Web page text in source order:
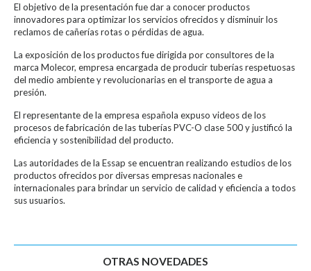
El objetivo de la presentación fue dar a conocer productos
innovadores para optimizar los servicios ofrecidos y disminuir los
reclamos de cañerías rotas o pérdidas de agua.
La exposición de los productos fue dirigida por consultores de la
marca Molecor, empresa encargada de producir tuberías respetuosas
del medio ambiente y revolucionarias en el transporte de agua a
presión.
El representante de la empresa española expuso videos de los
procesos de fabricación de las tuberías PVC-O clase 500 y justificó la
eficiencia y sostenibilidad del producto.
Las autoridades de la Essap se encuentran realizando estudios de los
productos ofrecidos por diversas empresas nacionales e
internacionales para brindar un servicio de calidad y eficiencia a todos
sus usuarios.
OTRAS NOVEDADES